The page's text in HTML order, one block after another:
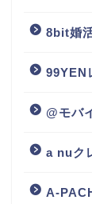
8bit婚
99YEN
@モバ
a nuク
A-